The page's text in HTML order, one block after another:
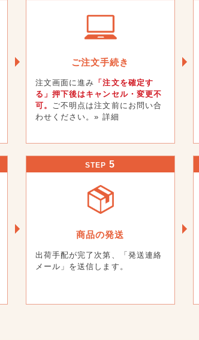
ご注文手続き
注文画面に進み 「注文を確定す
る」押下後はキャンセル・変更不
可。
ご不明点は注文前にお問い合
わせください。» 詳細
STEP 5
商品の発送
出荷手配が完了次第、「発送連絡
メール」を送信します。